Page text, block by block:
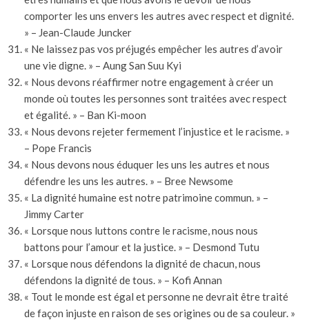
comporter les uns envers les autres avec respect et dignité.
» – Jean-Claude Juncker
« Ne laissez pas vos préjugés empêcher les autres d’avoir
une vie digne. » – Aung San Suu Kyi
« Nous devons réaffirmer notre engagement à créer un
monde où toutes les personnes sont traitées avec respect
et égalité. » – Ban Ki-moon
« Nous devons rejeter fermement l’injustice et le racisme. »
– Pope Francis
« Nous devons nous éduquer les uns les autres et nous
défendre les uns les autres. » – Bree Newsome
« La dignité humaine est notre patrimoine commun. » –
Jimmy Carter
« Lorsque nous luttons contre le racisme, nous nous
battons pour l’amour et la justice. » – Desmond Tutu
« Lorsque nous défendons la dignité de chacun, nous
défendons la dignité de tous. » – Kofi Annan
« Tout le monde est égal et personne ne devrait être traité
de façon injuste en raison de ses origines ou de sa couleur. »